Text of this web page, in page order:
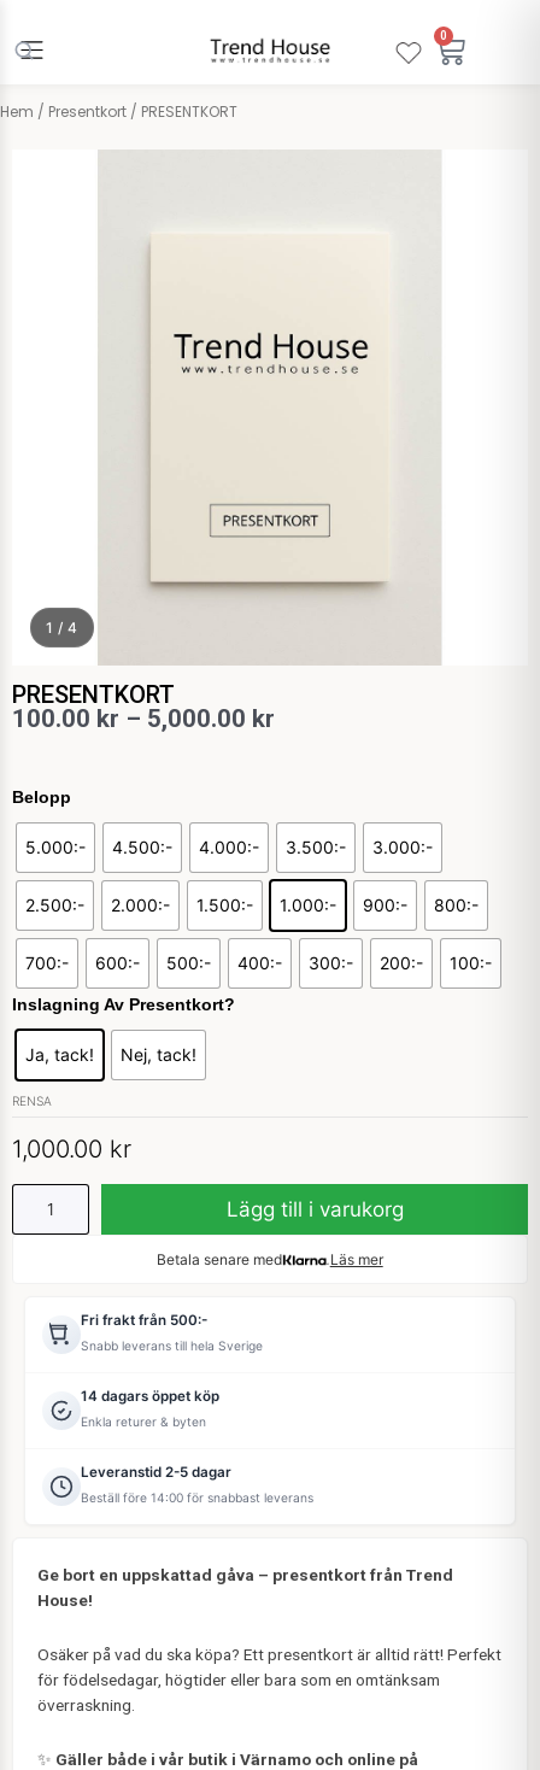
innehåll
0
Hem / Presentkort / PRESENTKORT
1 / 4
PRESENTKORT
100.00 kr – 5,000.00 kr
5,000.00 kr
Belopp
5.000:- 4.500:- 4.000:- 3.500:- 3.000:-
2.500:- 2.000:- 1.500:- 1.000:- 900:- 800:-
700:- 600:- 500:- 400:- 300:- 200:- 100:-
Inslagning Av Presentkort?
Ja, tack! Nej, tack!
RENSA
1,000.00 kr
mängd
Lägg till i varukorg
Betala senare med Läs mer
Fri frakt från 500:-
Snabb leverans till hela Sverige
14 dagars öppet köp
Enkla returer & byten
Leveranstid 2-5 dagar
Beställ före 14:00 för snabbast leverans
Ge bort en uppskattad gåva – presentkort från Trend
House!
Osäker på vad du ska köpa? Ett presentkort är alltid rätt! Perfekt
för födelsedagar, högtider eller bara som en omtänksam
överraskning.
✨ Gäller både i vår butik i Värnamo och online på